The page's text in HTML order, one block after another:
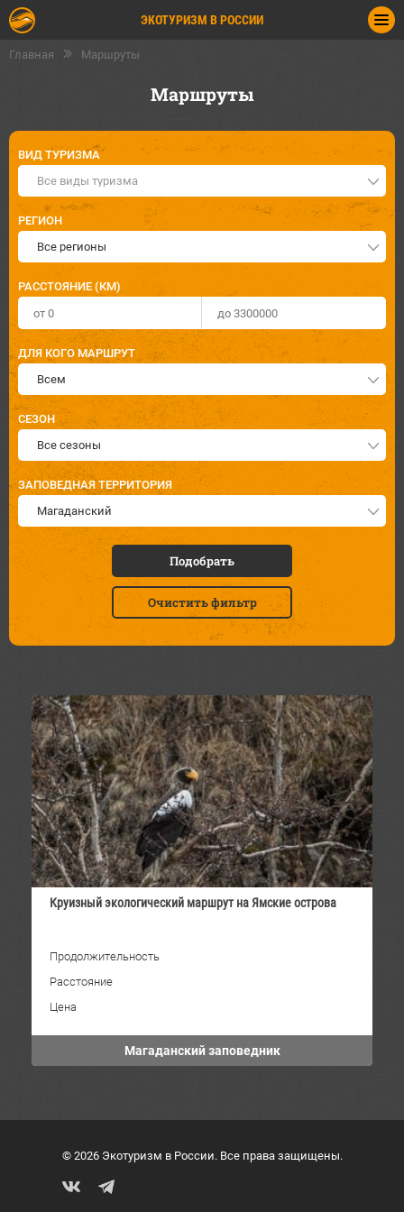
ЭКОТУРИЗМ В РОССИИ
Главная Маршруты
Маршруты
ВИД ТУРИЗМА
Все виды туризма
РЕГИОН
Все регионы
РАССТОЯНИЕ (КМ)
ДЛЯ КОГО МАРШРУТ
Всем
СЕЗОН
Все сезоны
ЗАПОВЕДНАЯ ТЕРРИТОРИЯ
Магаданский
Подобрать
Очистить фильтр
Круизный экологический маршрут на Ямские острова
Продолжительность
Расстояние
Цена
Магаданский заповедник
© 2026 Экотуризм в России. Все права защищены.